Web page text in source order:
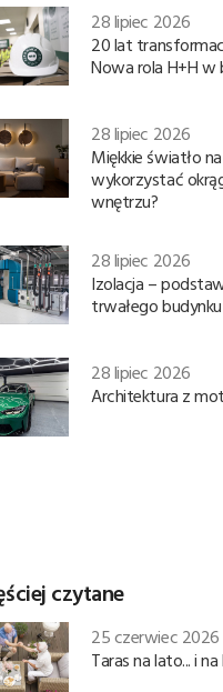
28 lipiec 2026
20 lat
Nowa rola H+H
28 lipiec 2026
Miękkie światło
wykorzystać
wnętrzu?
28 lipiec 2026
Izolacja –
trwałego budynku
28 lipiec 2026
Architektura z
czytane
25 czerwiec 2026
Taras na lato... i